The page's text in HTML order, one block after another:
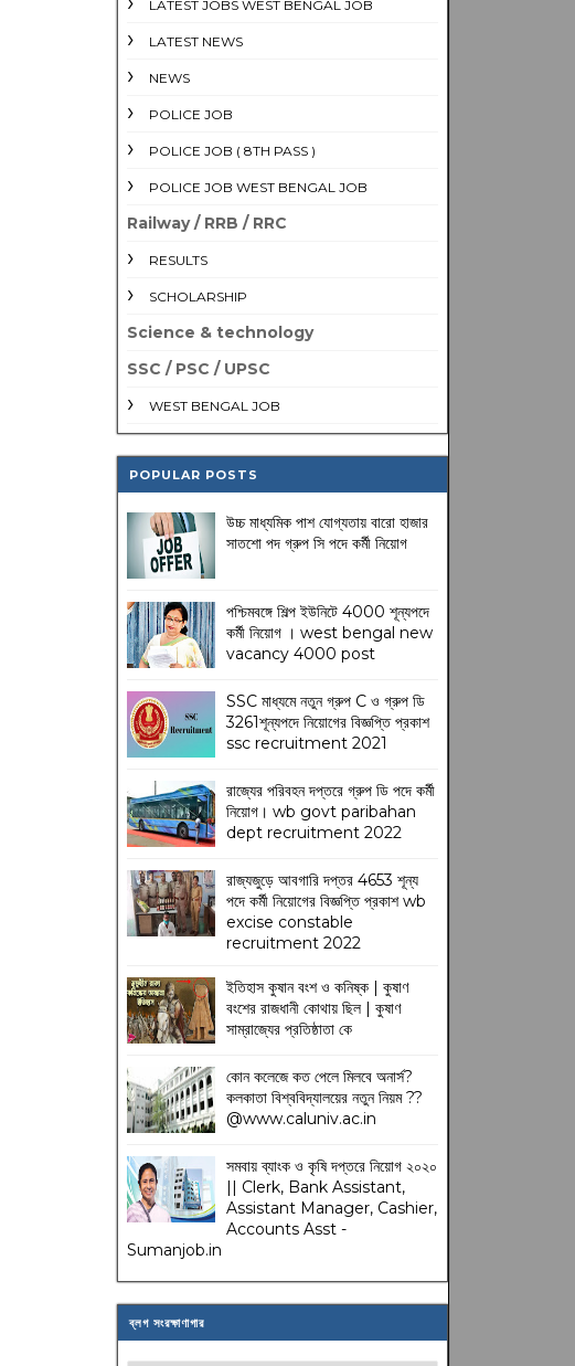
LATEST JOBS WEST BENGAL JOB
LATEST NEWS
NEWS
POLICE JOB
POLICE JOB ( 8TH PASS )
POLICE JOB WEST BENGAL JOB
Railway / RRB / RRC
RESULTS
SCHOLARSHIP
Science & technology
SSC / PSC / UPSC
WEST BENGAL JOB
POPULAR POSTS
উচ্চ মাধ্যমিক পাশ যোগ্যতায় বারো হাজার
সাতশো পদ গ্রুপ সি পদে কর্মী নিয়োগ
পশ্চিমবঙ্গে শিল্প ইউনিটে 4000 শূন্যপদে
কর্মী নিয়োগ । west bengal new
vacancy 4000 post
SSC মাধ্যমে নতুন গ্রুপ C ও গ্রুপ ডি
3261শূন্যপদে নিয়োগের বিজ্ঞপ্তি প্রকাশ
ssc recruitment 2021
রাজ্যের পরিবহন দপ্তরে গ্রুপ ডি পদে কর্মী
নিয়োগ। wb govt paribahan
dept recruitment 2022
রাজ্যজুড়ে আবগারি দপ্তর 4653 শূন্য
পদে কর্মী নিয়োগের বিজ্ঞপ্তি প্রকাশ wb
excise constable
recruitment 2022
ইতিহাস কুষান বংশ ও কনিষ্ক | কুষাণ
বংশের রাজধানী কোথায় ছিল | কুষাণ
সাম্রাজ্যের প্রতিষ্ঠাতা কে
কোন কলেজে কত পেলে মিলবে অনার্স?
কলকাতা বিশ্ববিদ্যালয়ের নতুন নিয়ম??
@www.caluniv.ac.in
সমবায় ব্যাংক ও কৃষি দপ্তরে নিয়োগ ২০২০
|| Clerk, Bank Assistant,
Assistant Manager, Cashier,
Accounts Asst -
Sumanjob.in
ব্লগ সংরক্ষাণাগার